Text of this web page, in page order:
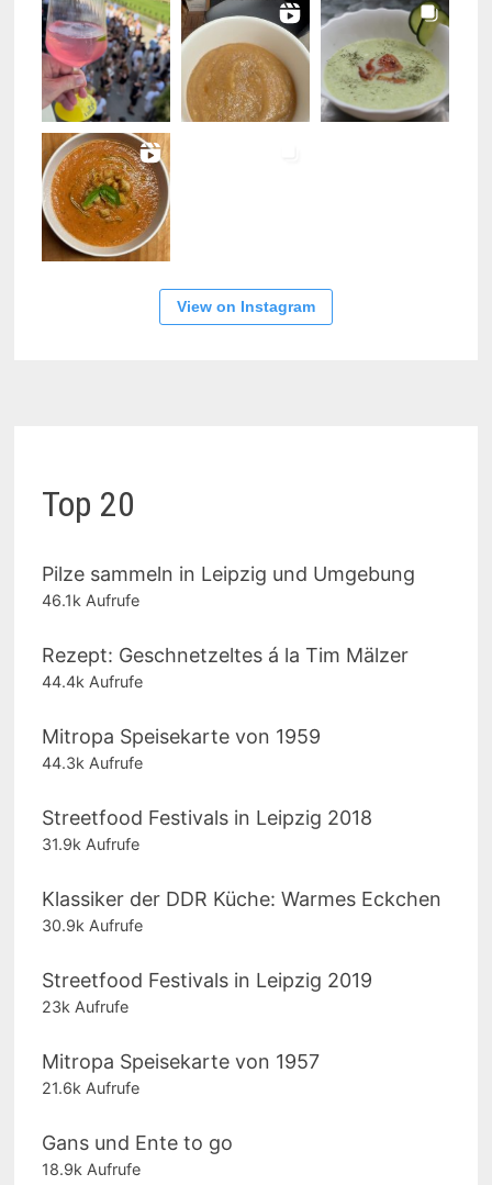
View on Instagram
Top 20
Pilze sammeln in Leipzig und Umgebung
46.1k Aufrufe
Rezept: Geschnetzeltes á la Tim Mälzer
44.4k Aufrufe
Mitropa Speisekarte von 1959
44.3k Aufrufe
Streetfood Festivals in Leipzig 2018
31.9k Aufrufe
Klassiker der DDR Küche: Warmes Eckchen
30.9k Aufrufe
Streetfood Festivals in Leipzig 2019
23k Aufrufe
Mitropa Speisekarte von 1957
21.6k Aufrufe
Gans und Ente to go
18.9k Aufrufe